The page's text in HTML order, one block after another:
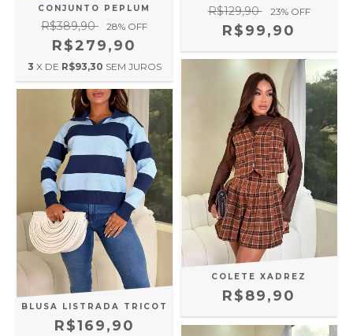
CONJUNTO PEPLUM
R$389,90 28% OFF
R$279,90
3 X DE R$93,30 SEM JUROS
R$129,90 23% OFF
R$99,90
BLUSA LISTRADA TRICOT
R$169,90
COLETE XADREZ
R$89,90